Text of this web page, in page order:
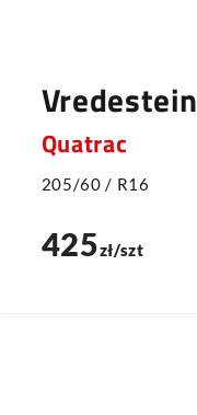
Vredestein
Quatrac
205/60 / R16
425zł/szt